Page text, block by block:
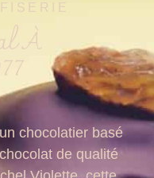
À
chocolatier basé
de qualité